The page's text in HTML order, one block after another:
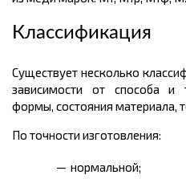
Классификация
Существует несколько
зависимости от способа и
формы, состояния материала,
По точности изготовления:
нормальной;